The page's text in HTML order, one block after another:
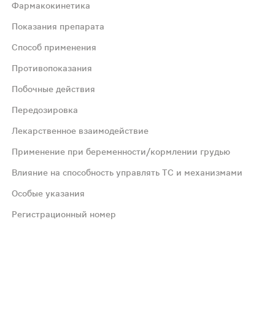
- примерно 20%. Розувастатин
(тип IIb) в качестве
любое повышение активности трансаминаз
Фармакокинетика
Показания препарата
Способ применения
Противопоказания
Побочные действия
Передозировка
Лекарственное взаимодействие
Применение при беременности/кормлении грудью
Влияние на способность управлять ТС и механизмами
Особые указания
Регистрационный номер